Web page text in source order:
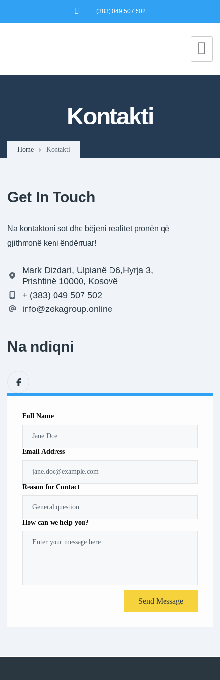
+ (383) 049 507 502
Kontakti
Home Kontakti
Get In Touch
Na kontaktoni sot dhe bëjeni realitet pronën që
gjithmonë keni ëndërruar!
Mark Dizdari, Ulpianë D6,Hyrja 3,
Prishtinë 10000, Kosovë
+ (383) 049 507 502
info@zekagroup.online
Na ndiqni
Full Name
Email Address
Reason for Contact
How can we help you?